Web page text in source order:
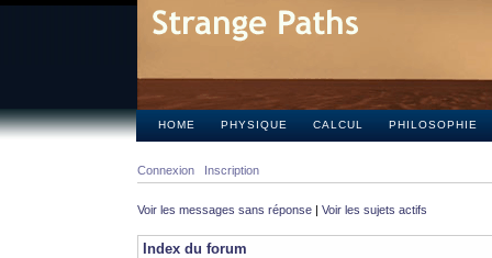
HOME PHYSIQUE CALCUL PHILOSOPHIE
Connexion Inscription
Voir les messages sans réponse | Voir les sujets actifs
Index du forum